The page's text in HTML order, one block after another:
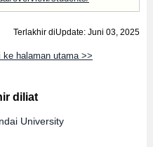
Terlakhir diUpdate: Juni 03, 2025
ke halaman utama >>
diliat
University